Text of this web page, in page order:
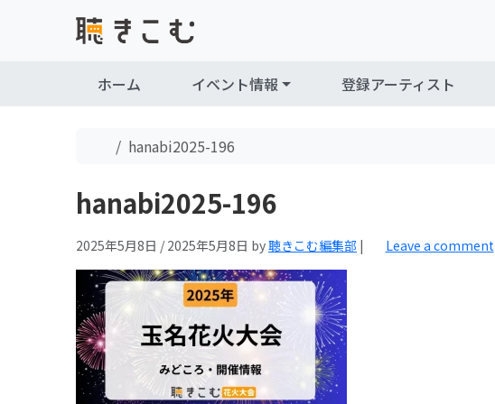
ホーム イベント情報 登録アーティスト
Home
hanabi2025-196
hanabi2025-196
2025年5月8日 / 2025年5月8日 by聴きこむ編集部 | Leave a comment